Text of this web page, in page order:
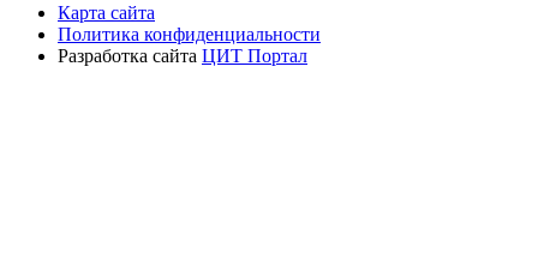
Карта сайта
Политика конфиденциальности
Разработка сайта ЦИТ Портал